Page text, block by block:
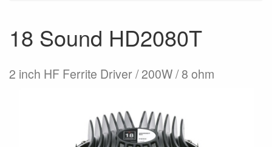
18 Sound HD2080T
2 inch HF Ferrite Driver / 200W / 8 ohm